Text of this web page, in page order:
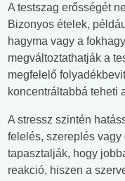
A testszag erősségét
Bizonyos ételek,
hagyma vagy a
megváltoztathatják a
megfelelő
koncentráltabbá teheti
A stressz szintén
felelés, szereplés
tapasztalják, hogy
reakció, hiszen a